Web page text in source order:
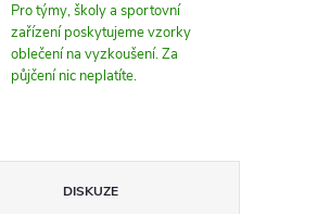
Pro týmy, školy a sportovní
zařízení poskytujeme vzorky
oblečení na vyzkoušení. Za
půjčení nic neplatíte.
DISKUZE